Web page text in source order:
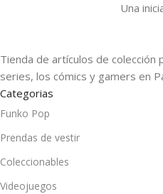
Una
Tienda de artículos de colección
series, los cómics y gamers en
Categorias
Funko Pop
Prendas de vestir
Coleccionables
Videojuegos